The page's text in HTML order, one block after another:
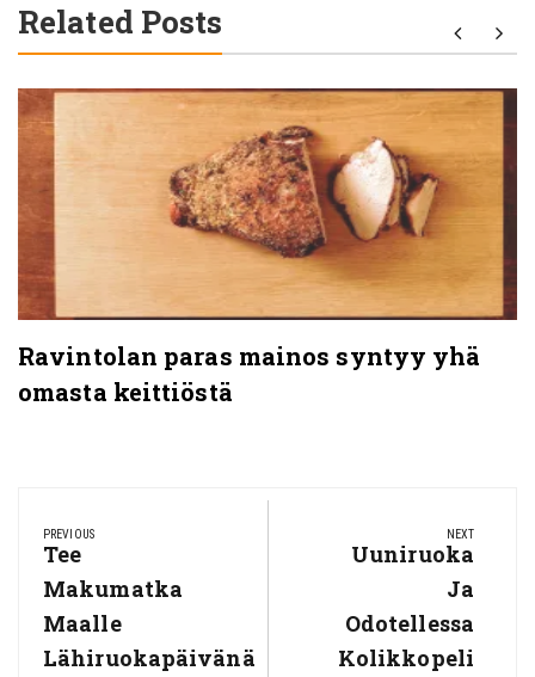
Related Posts
Ravintolan paras mainos syntyy yhä
omasta keittiöstä
selaus
PREVIOUS
Previous
Post:
Tee
Makumatka
Maalle
Lähiruokapäivänä
NEXT
Next
Uuniruoka
Ja
Odotellessa
Kolikkopeli